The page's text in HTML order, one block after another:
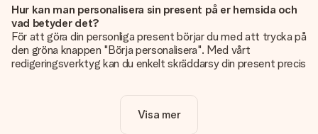
Hur kan man personalisera sin present på er hemsida och
vad betyder det?
För att göra din personliga present börjar du med att trycka på
den gröna knappen "Börja personalisera". Med vårt
redigeringsverktyg kan du enkelt skräddarsy din present precis
Kostar det något extra att personalisera sin present?
Visa mer